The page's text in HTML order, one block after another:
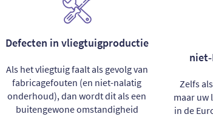
Defecten in vliegtuigproductie
Als het vliegtuig faalt als gevolg van
fabricagefouten (en niet-nalatig
onderhoud), dan wordt dit als een
buitengewone omstandigheid
Zelfs
maar uw
in de